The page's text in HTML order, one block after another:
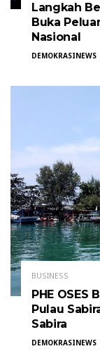
Langkah
Buka
Nasional
DEMOKRASINEWS
BUSINESS
PHE OSES
Pulau
Sabira
DEMOKRASINEWS